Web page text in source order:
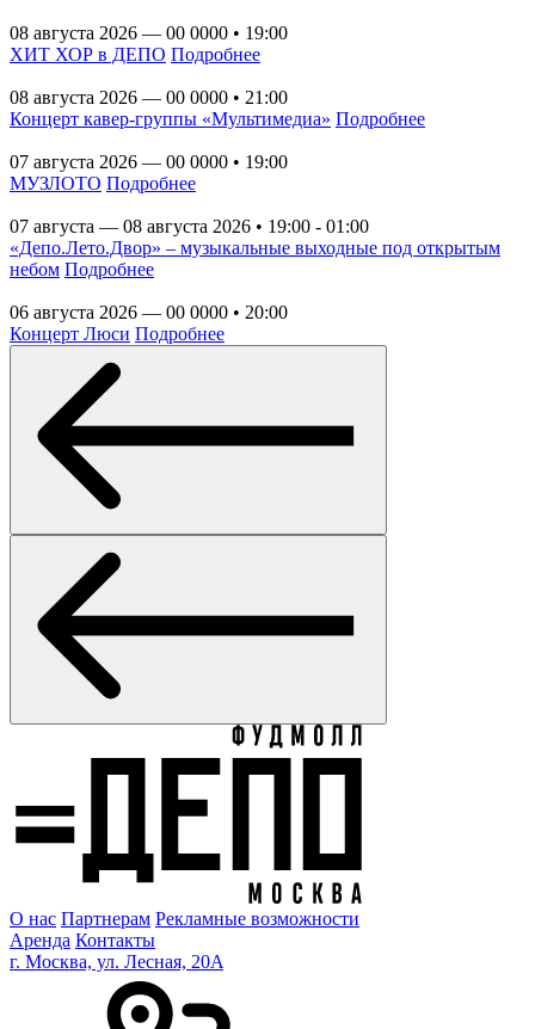
08 августа 2026 — 00 0000 • 19:00
ХИТ ХОР в ДЕПО Подробнее
08 августа 2026 — 00 0000 • 21:00
Концерт кавер-группы «Мультимедиа» Подробнее
07 августа 2026 — 00 0000 • 19:00
МУЗЛОТО Подробнее
07 августа — 08 августа 2026 • 19:00 - 01:00
«Депо.Лето.Двор» – музыкальные выходные под открытым
небом Подробнее
06 августа 2026 — 00 0000 • 20:00
Концерт Люси Подробнее
О нас Партнерам Рекламные возможности
Аренда Контакты
г. Москва, ул. Лесная, 20A